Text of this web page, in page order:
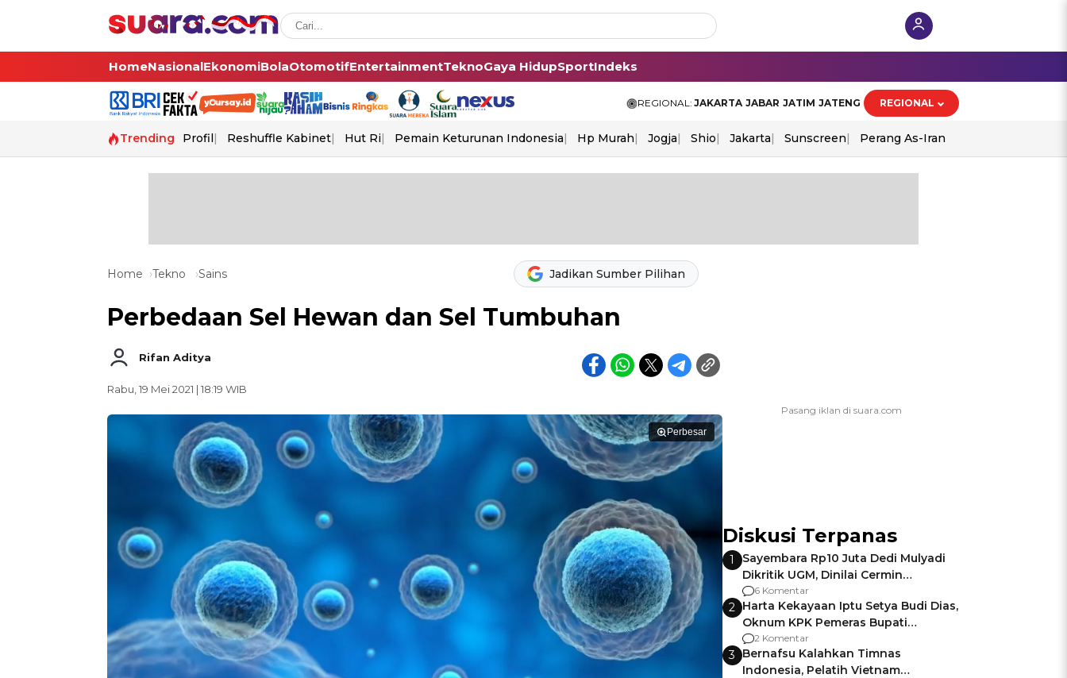
HomeNasionalEkonomiBolaOtomotifEntertainmentTeknoGaya HidupSportIndeks
REGIONAL: JAKARTA JABAR JATIM JATENG REGIONAL
Trending Profil Reshuffle Kabinet Hut Ri Pemain Keturunan Indonesia Hp Murah Jogja Shio Jakarta Sunscreen Perang As-Iran
Home Tekno Sains Jadikan Sumber Pilihan
Perbedaan Sel Hewan dan Sel Tumbuhan
Rifan Aditya
Rabu, 19 Mei 2021 | 18:19 WIB
Perbesar
Diskusi Terpanas
1
Sayembara Rp10 Juta Dedi Mulyadi
Dikritik UGM, Dinilai Cermin
Gagalnya Negara Jamin Keamanan
6 Komentar
2 Harta Kekayaan Iptu Setya Budi Dias,
Oknum KPK Pemeras Bupati
Pemalang
2 Komentar
3 Bernafsu Kalahkan Timnas
Indonesia, Pelatih Vietnam